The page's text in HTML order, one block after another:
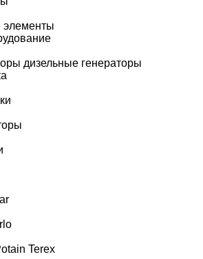
элементы
дизельные генераторы
Terex